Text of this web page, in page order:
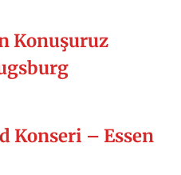
Konuşuruz
Konseri – Essen